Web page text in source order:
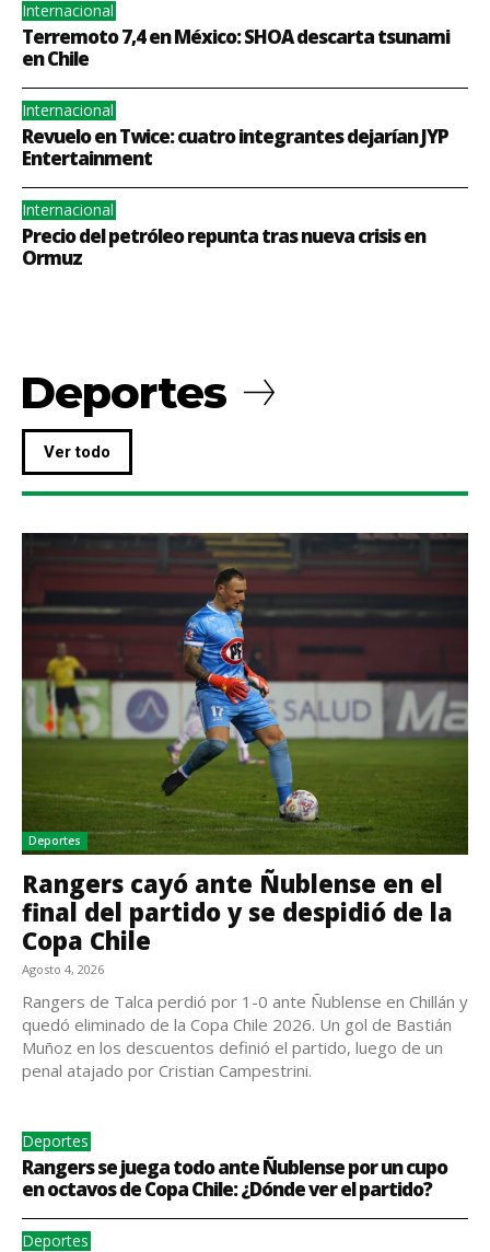
Internacional
Terremoto 7,4 en México: SHOA descarta tsunami
en Chile
Internacional
Revuelo en Twice: cuatro integrantes dejarían JYP
Entertainment
Internacional
Precio del petróleo repunta tras nueva crisis en
Ormuz
Deportes
Ver todo
Deportes
Rangers cayó ante Ñublense en el
final del partido y se despidió de la
Copa Chile
Agosto 4, 2026
Rangers de Talca perdió por 1-0 ante Ñublense en Chillán y
quedó eliminado de la Copa Chile 2026. Un gol de Bastián
Muñoz en los descuentos definió el partido, luego de un
penal atajado por Cristian Campestrini.
Deportes
Rangers se juega todo ante Ñublense por un cupo
en octavos de Copa Chile: ¿Dónde ver el partido?
Deportes